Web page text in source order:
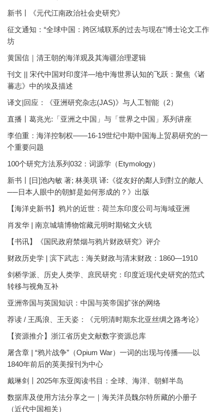
新书丨《元代江南政治社会史研究》
征文通知：“全球中国：跨区域联系的过去与现在”博士论文工作
坊
黄国信｜清王朝的海洋观及其海疆治理逻辑
刊文 || 宋代中国对印度洋—地中海世界认知的飞跃：聚焦《诸
蕃志》中的埃及描述
译文|回应：《亚洲研究杂志(JAS)》与人工智能（2）
直播丨葛兆光:「亚洲之中国」与「世界之中国」系列讲座
李伯重：海洋控制权——16-19世纪中期中国海上贸易研究的一
个重要问题
100个研究方法系列032：词源学（Etymology）
新书丨[日]池內敏 著; 林美琪 译:《從友好的鄰人到對立的敵人
──日本人眼中的朝鮮是如何形成的？》出版
【海洋史新书】鸦片的近世：荷兰东印度公司与海域亚洲
肖发华 | 南京城墙博物馆藏元明时期铭文火铳
【书讯】《国民政府禁烟与鸦片财政研究》评介
财政历史学 | 滨下武志：海关财政与清末财政：1860—1910
剑桥学派、历史人类学、庶民研究：印度近现代史研究的范式
转移与视角互补
亚洲帝国与英国知识：中国与英帝国扩张的网络
荐读 / 王禹浪、王天姿：《元明清时期东北亚丝绸之路考论》
【资源推介】浙江省历史文献数字资源总库
屠含章 | “鸦片战争”（Opium War）一词的出现与传播——以
1840年前后的英美报刊为中心
戴琳剑丨2025年东亚阅读书目：全球、海洋、朝鲜半岛
数据库及使用方法分享之一｜海关洋员魏尔特所藏的小册子
（近代中国相关）